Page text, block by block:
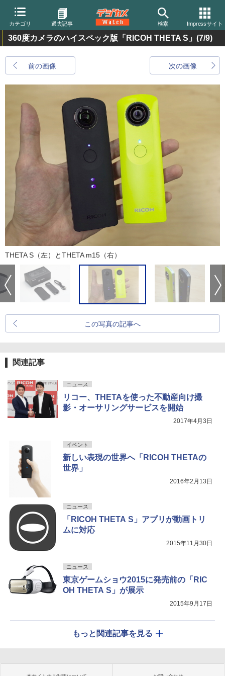
カテゴリ 過去記事 検索 Impressサイト
360度カメラのハイスペック版「RICOH THETA S」 (7/9)
前の画像 次の画像
THETA S（左）とTHETA m15（右）
この写真の記事へ
関連記事
ニュース
リコー、THETAを使った不動産向け撮
影・オーサリングサービスを開始
2017年4月3日
イベント
新しい表現の世界へ「RICOH THETAの
世界」
2016年2月13日
ニュース
「RICOH THETA S」アプリが動画トリ
ムに対応
2015年11月30日
ニュース
東京ゲームショウ2015に発売前の「RIC
OH THETA S」が展示
2015年9月17日
もっと関連記事を見る